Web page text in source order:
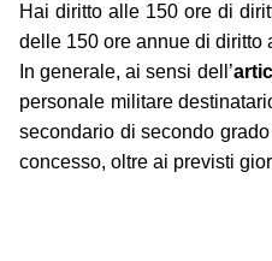
Hai diritto alle 150 ore di
delle 150 ore annue di diritto
In generale, ai sensi dell’
personale militare
secondario di secondo
concesso, oltre ai previsti